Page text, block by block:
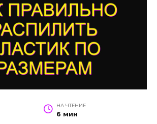
НА ЧТЕНИЕ
6 мин